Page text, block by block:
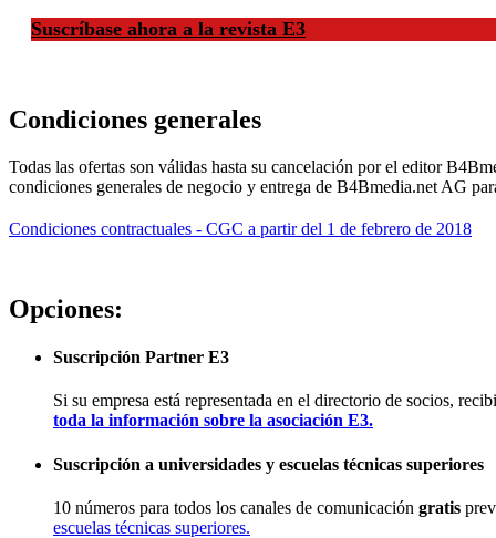
Suscríbase ahora a la revista E3
Condiciones generales
Todas las ofertas son válidas hasta su cancelación por el editor
condiciones generales de negocio y entrega de B4Bmedia.net AG
Condiciones contractuales - CGC a partir del 1 de febrero de 2018
Opciones:
Suscripción Partner E3
Si su empresa está representada en el directorio de socios,
toda la información sobre la asociación E3.
Suscripción a universidades y escuelas técnicas superiores
10 números para todos los canales de comunicación gratis
escuelas técnicas superiores.